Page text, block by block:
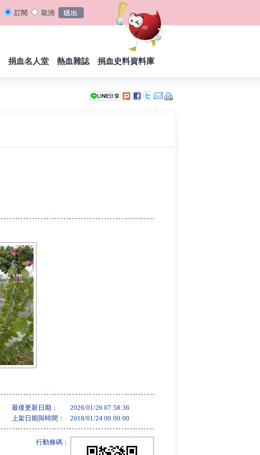
訂閱 取消
捐血名人堂 熱血雜誌 捐血史料資料庫
最後更新日期：
2026/01/26 07:58:36
上架日期與時間：
2018/01/24 00:00:00
行動條碼：